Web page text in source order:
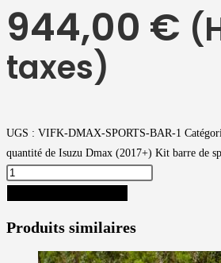
944,00 €
taxes)
UGS : VIFK-DMAX-SPORTS-BAR-1
quantité de Isuzu Dmax (2017+) Kit barre de
Produits similaires